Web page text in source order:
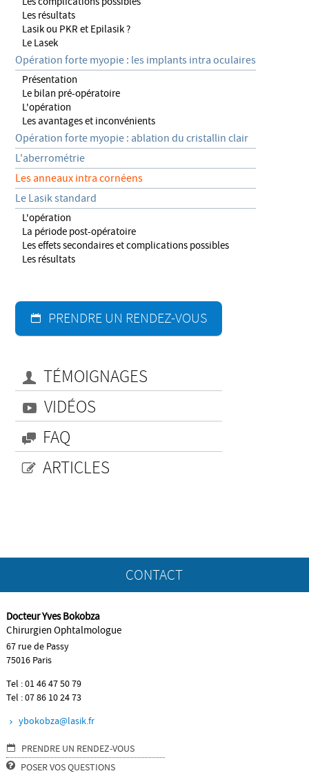
Les résultats
Lasik ou PKR et Epilasik ?
Le Lasek
Opération forte myopie : les implants intra oculaires
Présentation
Le bilan pré-opératoire
L'opération
Les avantages et inconvénients
Opération forte myopie : ablation du cristallin clair
L'aberrométrie
Les anneaux intra cornéens
Le Lasik standard
L'opération
La période post-opératoire
Les effets secondaires et complications possibles
Les résultats
PRENDRE UN RENDEZ-VOUS
TÉMOIGNAGES
VIDÉOS
FAQ
ARTICLES
CONTACT
Docteur Yves Bokobza
Chirurgien Ophtalmologue
67 rue de Passy
75016 Paris
Tel : 01 46 47 50 79
Tel : 07 86 10 24 73
ybokobza@lasik.fr
PRENDRE UN RENDEZ-VOUS
POSER VOS QUESTIONS